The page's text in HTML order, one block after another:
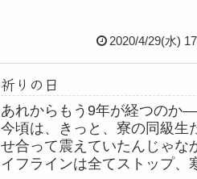
2020/4/29(水)
祈りの日
あれからもう9年が経つのか
今頃は、きっと、寮の同級生
せ合って震えていたんじゃな
イフラインは全てストップ、